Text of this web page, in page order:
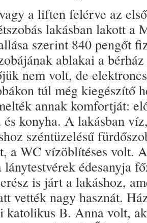
a liften felérve az
lakásban lakott a
szerint 840 pengőt
ablakai a
nem volt, de
túl még kiegészítő
annak komfortját:
és konyha. A lakásban
széntüzelésű
a WC vízöblítéses volt.
édesanyja
is járt a lakáshoz,
vették nagy hasznát.
katolikus B. Anna volt,